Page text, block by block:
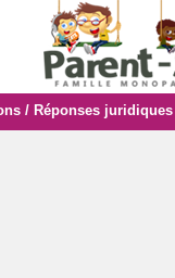
/ Réponses juridiques